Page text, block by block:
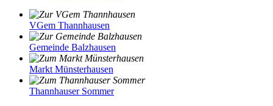
VGem Thannhausen
Gemeinde Balzhausen
Markt Münsterhausen
Thannhauser Sommer